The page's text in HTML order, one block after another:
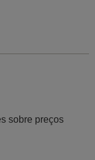
sobre preços